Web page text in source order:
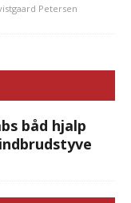
Petersen
båd hjalp